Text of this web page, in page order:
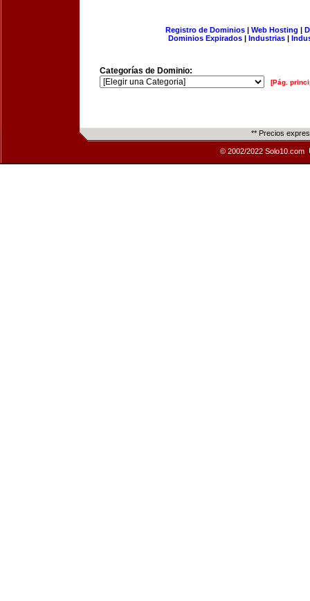
Registro de Dominios| Web Hosting |
Dominios Expirados | Industrias |
Categorías de Dominio:
[Pág.
** Precios
© 2002/2022 Solo10.com